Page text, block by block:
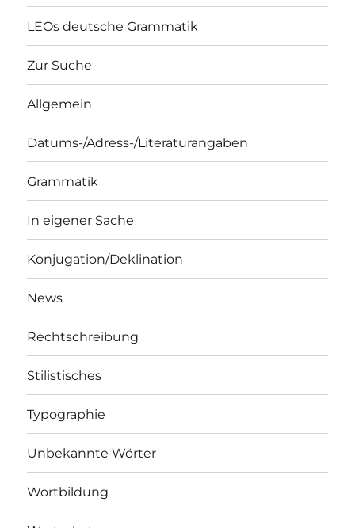
LEOs deutsche Grammatik
Zur Suche
Allgemein
Datums-/Adress-/Literaturangaben
Grammatik
In eigener Sache
Konjugation/Deklination
News
Rechtschreibung
Stilistisches
Typographie
Unbekannte Wörter
Wortbildung